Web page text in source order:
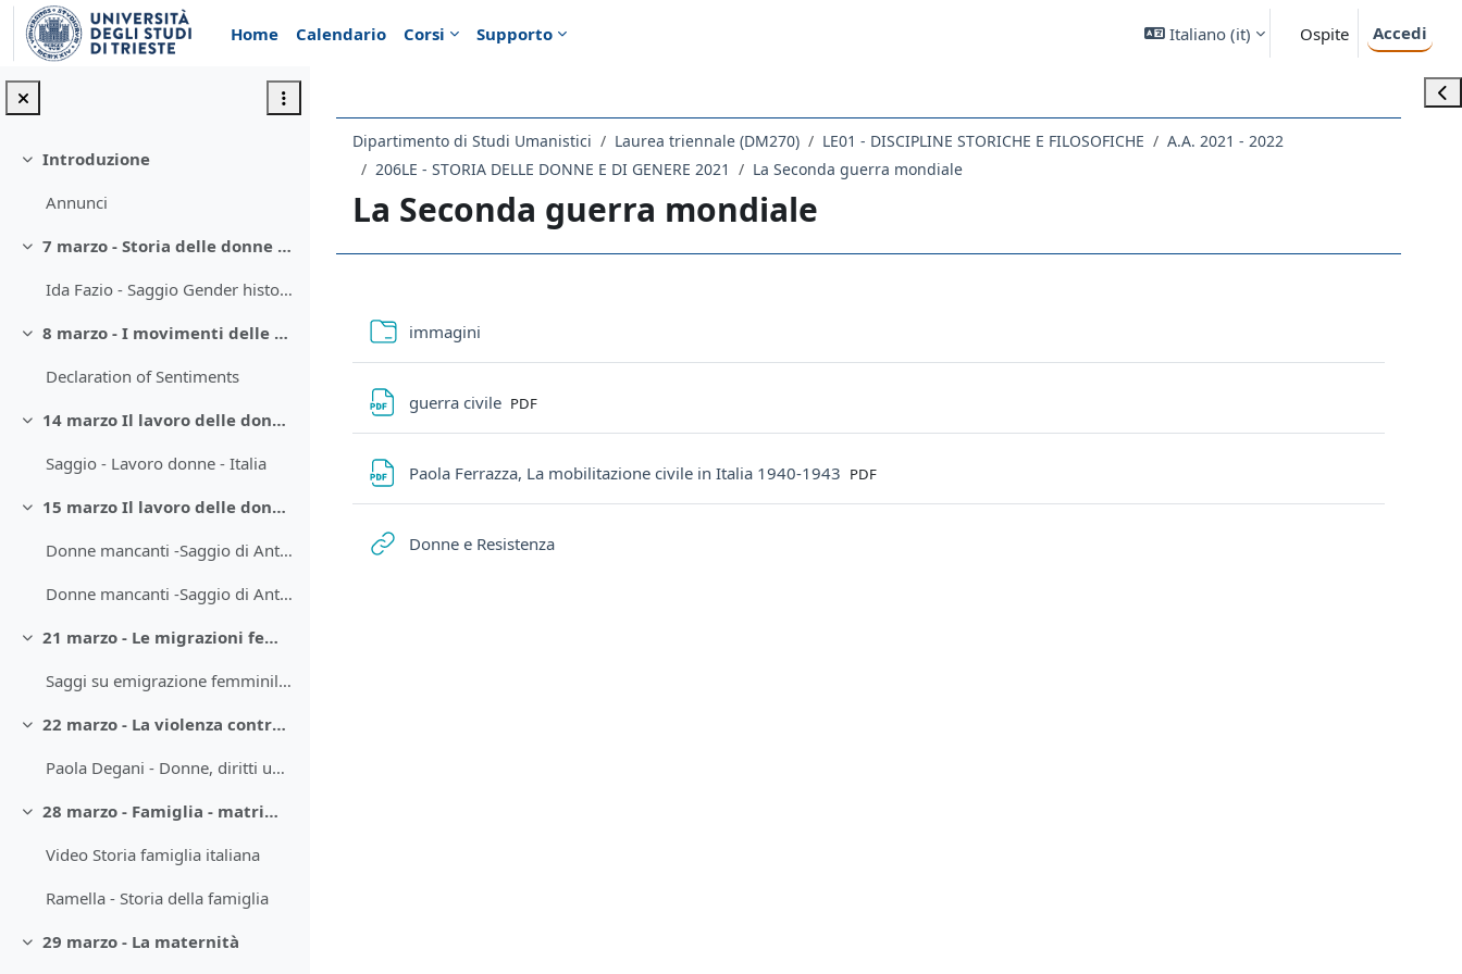
Vai al contenuto principale
Home
Calendario Corsi Supporto Italiano ‎(it)‎ Ospite Accedi
Minimizza
Introduzione
Annunci
Minimizza
7 marzo - Storia delle donne e storia di genere
Ida Fazio - Saggio Gender history
Minimizza
8 marzo - I movimenti delle donne
Declaration of Sentiments
Minimizza
14 marzo Il lavoro delle donne in occidente
Saggio - Lavoro donne - Italia
Minimizza
15 marzo Il lavoro delle donne nel Sud del Mondo
Donne mancanti -Saggio di Antonella Rondinone
Donne mancanti -Saggio di Antonella Rondinone
Minimizza
21 marzo - Le migrazioni femminili
Saggi su emigrazione femminile passato e presente
Minimizza
22 marzo - La violenza contro le donne
Paola Degani - Donne, diritti umani e guerra
Minimizza
28 marzo - Famiglia - matrimonio e divorzio - relazioni affettive
Video Storia famiglia italiana
Ramella - Storia della famiglia
Minimizza
29 marzo - La maternità
Dipartimento di Studi Umanistici Laurea triennale (DM270) LE01 - DISCIPLINE STORICHE E FILOSOFICHE
A.A. 2021 - 2022
206LE - STORIA DELLE DONNE E DI GENERE 2021
La Seconda guerra mondiale
La Seconda guerra mondiale
immagini
guerra civile File
PDF
Paola Ferrazza, La mobilitazione civile in Italia 1940-1943 File
PDF
Donne e ResistenzaURL